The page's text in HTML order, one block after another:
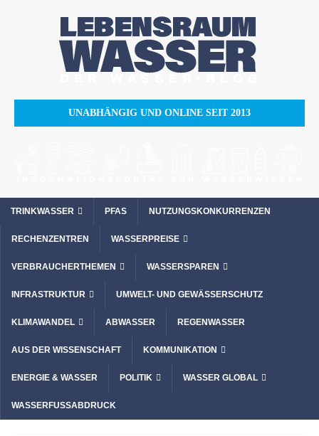
UNABHÄNGIG UND ONLINE SEIT 2013
TRINKWASSER PFAS NUTZUNGSKONKURRENZEN
RECHENZENTREN WASSERPREISE
VERBRAUCHERTHEMEN WASSERSPAREN
INFRASTRUKTUR UMWELT- UND GEWÄSSERSCHUTZ
KLIMAWANDEL ABWASSER REGENWASSER
AUS DER WISSENSCHAFT KOMMUNIKATION
ENERGIE & WASSER POLITIK WASSER GLOBAL
WASSERFUSSABDRUCK